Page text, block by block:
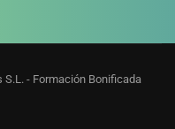
- Formación Bonificada